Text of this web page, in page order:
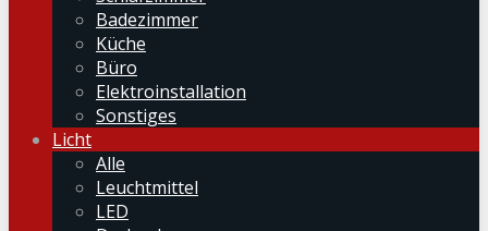
Badezimmer
Küche
Büro
Elektroinstallation
Sonstiges
Licht
Alle
Leuchtmittel
LED